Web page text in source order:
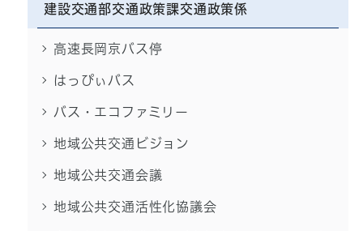
建設交通部交通政策課交通政策係
高速長岡京バス停
はっぴぃバス
バス・エコファミリー
地域公共交通ビジョン
地域公共交通会議
地域公共交通活性化協議会